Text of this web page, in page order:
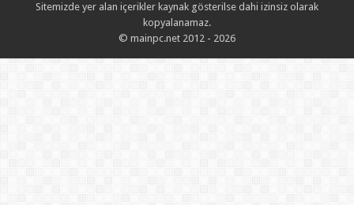
Sitemizde yer alan içerikler kaynak gösterilse dahi izinsiz olarak
kopyalanamaz.
© mainpc.net 2012 - 2026